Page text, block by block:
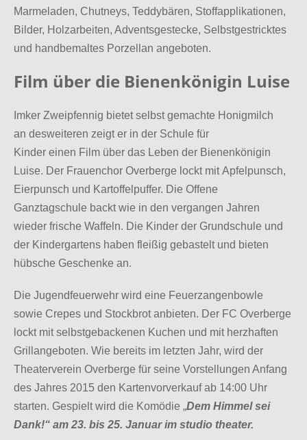
Marmeladen, Chutneys, Teddybären, Stoffapplikationen,
Bilder, Holzarbeiten, Adventsgestecke, Selbstgestricktes
und handbemaltes Porzellan angeboten.
Film über die Bienenkönigin Luise
Imker Zweipfennig bietet selbst gemachte Honigmilch
an desweiteren zeigt er in der Schule für
Kinder einen Film über das Leben der Bienenkönigin
Luise. Der Frauenchor Overberge lockt mit Apfelpunsch,
Eierpunsch und Kartoffelpuffer. Die Offene
Ganztagschule backt wie in den vergangen Jahren
wieder frische Waffeln. Die Kinder der Grundschule und
der Kindergartens haben fleißig gebastelt und bieten
hübsche Geschenke an.
Die Jugendfeuerwehr wird eine Feuerzangenbowle
sowie Crepes und Stockbrot anbieten. Der FC Overberge
lockt mit selbstgebackenen Kuchen und mit herzhaften
Grillangeboten. Wie bereits im letzten Jahr, wird der
Theaterverein Overberge für seine Vorstellungen Anfang
des Jahres 2015 den Kartenvorverkauf ab 14:00 Uhr
starten. Gespielt wird die Komödie „Dem Himmel sei
Dank!“ am 23. bis 25. Januar im studio theater.